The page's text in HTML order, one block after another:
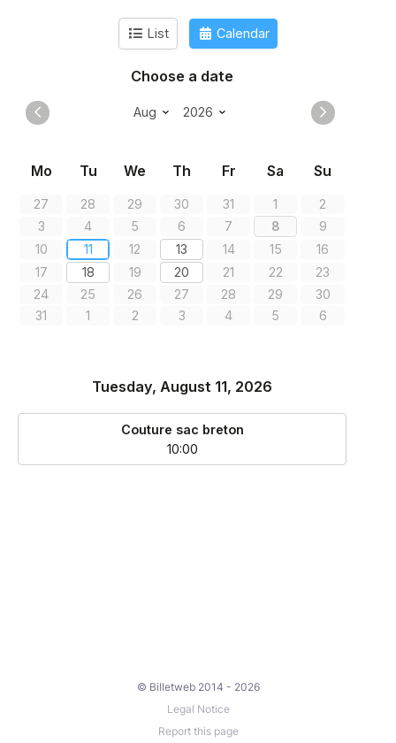
© Billetweb 2014 - 2026
Legal Notice
Report this page